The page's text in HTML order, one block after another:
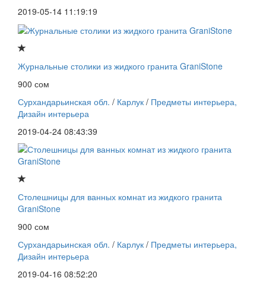
2019-05-14 11:19:19
Журнальные столики из жидкого гранита GraniStone
900 сом
Сурхандарьинская обл. / Карлук / Предметы интерьера,
Дизайн интерьера
2019-04-24 08:43:39
Столешницы для ванных комнат из жидкого гранита
GraniStone
900 сом
Сурхандарьинская обл. / Карлук / Предметы интерьера,
Дизайн интерьера
2019-04-16 08:52:20